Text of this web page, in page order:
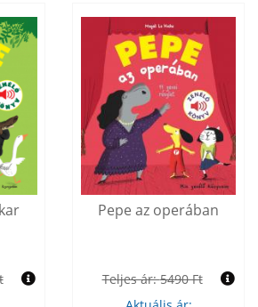
Pepe az operában
Teljes ár:5490 Ft